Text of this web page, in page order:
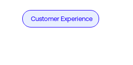
Customer Experience